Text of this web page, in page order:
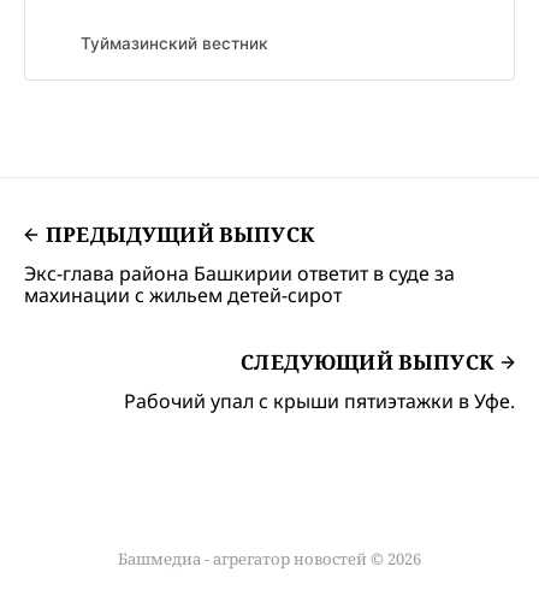
Туймазинский вестник
ПРЕДЫДУЩИЙ ВЫПУСК
Экс-глава района Башкирии ответит в суде за
махинации с жильем детей-сирот
СЛЕДУЮЩИЙ ВЫПУСК
Рабочий упал с крыши пятиэтажки в Уфе.
Башмедиа - агрегатор новостей © 2026